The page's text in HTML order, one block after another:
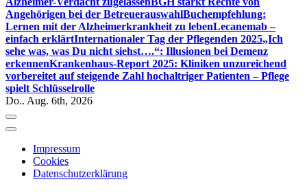
Angehörigen bei der BetreuerauswahlBuchempfehlung:
Lernen mit der Alzheimerkrankheit zu lebenLecanemab –
einfach erklärtInternationaler Tag der Pflegenden 2025„Ich
sehe was, was Du nicht siehst….“: Illusionen bei Demenz
erkennenKrankenhaus-Report 2025: Kliniken unzureichend
vorbereitet auf steigende Zahl hochaltriger Patienten – Pflege
spielt Schlüsselrolle
Do.. Aug. 6th, 2026
Impressum
Cookies
Datenschutzerklärung